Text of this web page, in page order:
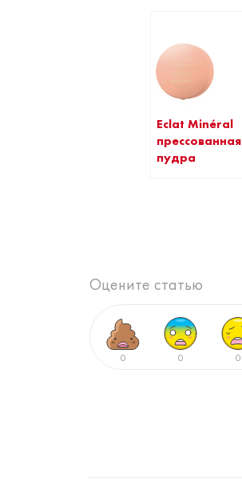
Eclat Minéral
прессованная
пудра
Оцените статью
0 0 0